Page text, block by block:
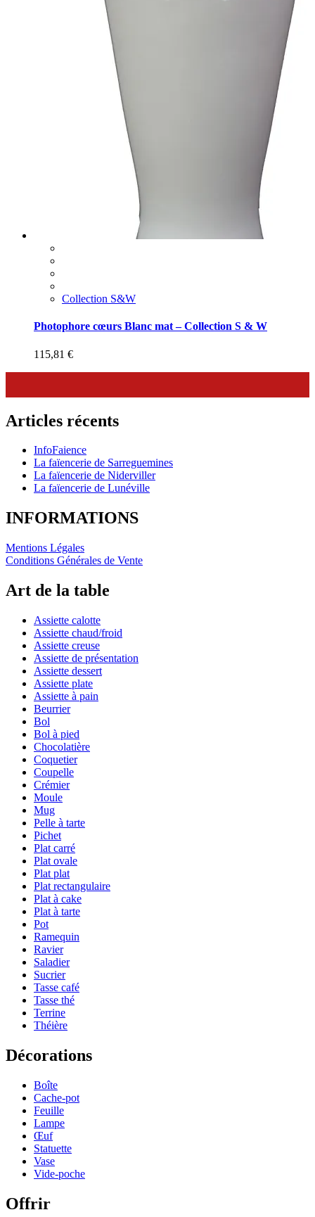
Collection S&W
Photophore cœurs Blanc mat – Collection S & W
115,81 €
Articles récents
InfoFaience
La faïencerie de Sarreguemines
La faïencerie de Niderviller
La faïencerie de Lunéville
INFORMATIONS
Mentions Légales
Conditions Générales de Vente
Art de la table
Assiette calotte
Assiette chaud/froid
Assiette creuse
Assiette de présentation
Assiette dessert
Assiette plate
Assiette à pain
Beurrier
Bol
Bol à pied
Chocolatière
Coquetier
Coupelle
Crémier
Moule
Mug
Pelle à tarte
Pichet
Plat carré
Plat ovale
Plat plat
Plat rectangulaire
Plat à cake
Plat à tarte
Pot
Ramequin
Ravier
Saladier
Sucrier
Tasse café
Tasse thé
Terrine
Théière
Décorations
Boîte
Cache-pot
Feuille
Lampe
Œuf
Statuette
Vase
Vide-poche
Offrir